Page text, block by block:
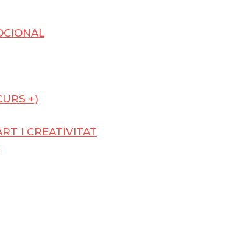
+)
I CREATIVITAT